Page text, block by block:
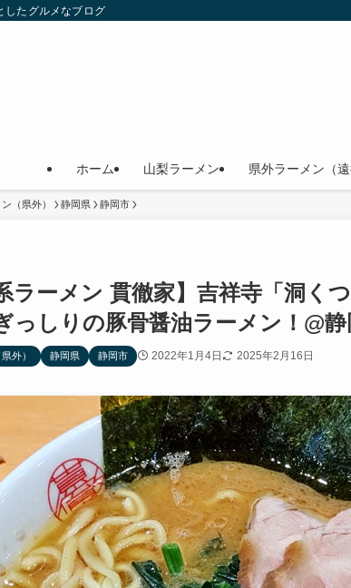
したグルメなブログ
ホーム 山梨ラーメン 県外ラーメン（遠
（県外） 静岡県 静岡市
ラーメン 貫徹家】吉祥寺「洞く
っしりの豚骨醤油ラーメン！@
外） 静岡県 静岡市 2022年1月4日 2025年2月16日